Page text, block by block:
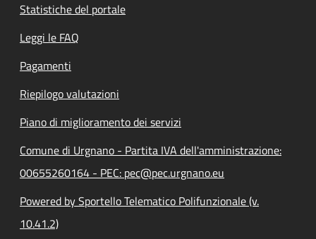
Statistiche del portale
Leggi le FAQ
Pagamenti
Riepilogo valutazioni
Piano di miglioramento dei servizi
Comune di Urgnano - Partita IVA dell'amministrazione:
00655260164 - PEC: pec@pec.urgnano.eu
Powered by Sportello Telematico Polifunzionale (v.
10.41.2)